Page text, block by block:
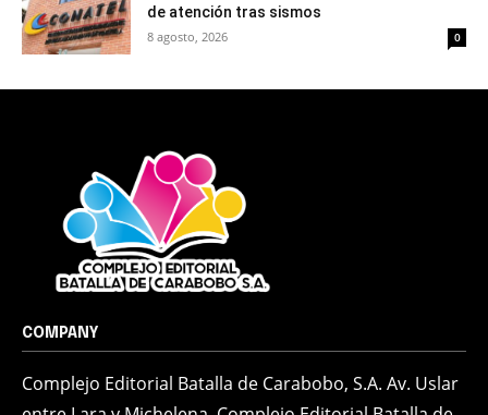
de atención tras sismos
8 agosto, 2026 0
COMPANY
Complejo Editorial Batalla de Carabobo, S.A. Av. Uslar